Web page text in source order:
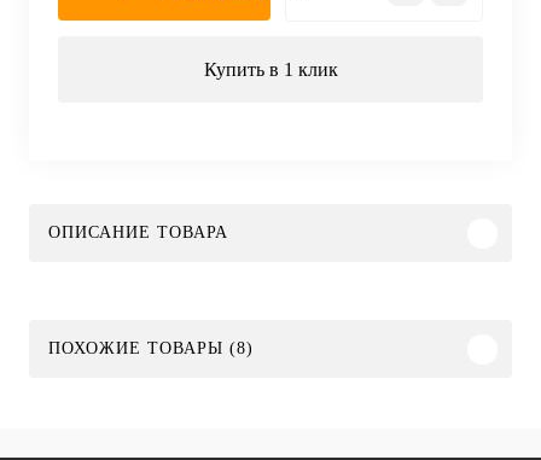
Купить в 1 клик
ОПИСАНИЕ ТОВАРА
ПОХОЖИЕ ТОВАРЫ (8)